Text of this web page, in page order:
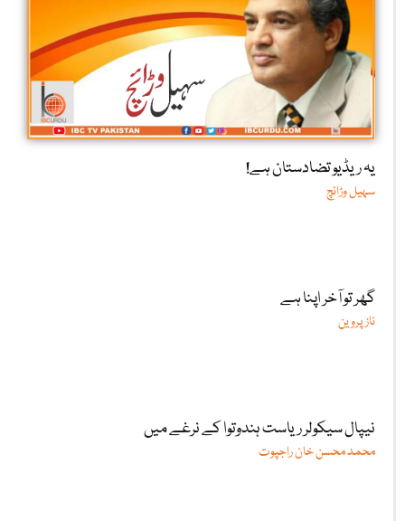
یہ ریڈیو تضادستان ہے!
سہیل وڑائچ
گھر تو آخر اپنا ہے
ناز پروین
نیپال سیکولر ریاست ہندوتوا کے نرغے میں
محمد محسن خان راجپوت